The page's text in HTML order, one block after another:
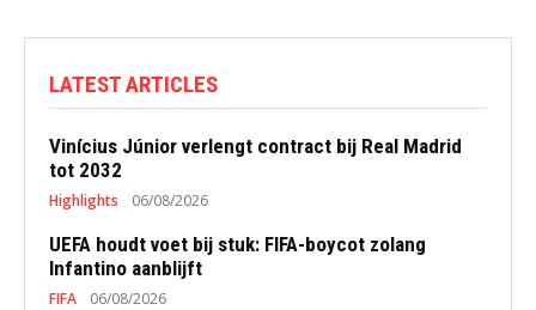
LATEST ARTICLES
Vinícius Júnior verlengt contract bij Real Madrid
tot 2032
Highlights 06/08/2026
UEFA houdt voet bij stuk: FIFA-boycot zolang
Infantino aanblijft
FIFA 06/08/2026